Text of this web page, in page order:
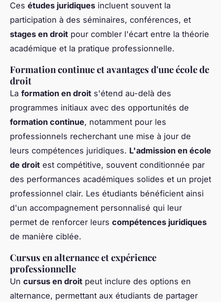
Ces études juridiques incluent souvent la
participation à des séminaires, conférences, et
stages en droit pour combler l'écart entre la théorie
académique et la pratique professionnelle.
Formation continue et avantages d'une école de
droit
La formation en droit s'étend au-delà des
programmes initiaux avec des opportunités de
formation continue, notamment pour les
professionnels recherchant une mise à jour de
leurs compétences juridiques. L'admission en école
de droit est compétitive, souvent conditionnée par
des performances académiques solides et un projet
professionnel clair. Les étudiants bénéficient ainsi
d'un accompagnement personnalisé qui leur
permet de renforcer leurs compétences juridiques
de manière ciblée.
Cursus en alternance et expérience
professionnelle
Un cursus en droit peut inclure des options en
alternance, permettant aux étudiants de partager